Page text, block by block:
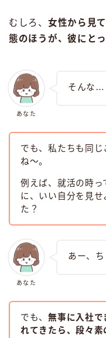
むしろ、 女性から見
態のほうが、彼にと
あなた
そんな…
でも、私たちも同じ
ね〜。
例えば、就活の時っ
に、いい自分を見せ
た？
あなた
あー、
でも、無事に入社で
れてきたら、段々